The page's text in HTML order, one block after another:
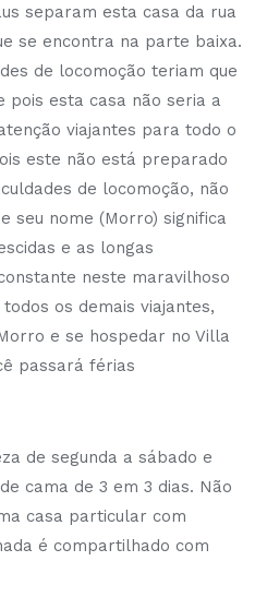
separam esta casa da rua
se encontra na parte baixa.
de locomoção teriam que
pois esta casa não seria a
viajantes para todo o
este não está preparado
de locomoção, não
seu nome (Morro) significa
e as longas
neste maravilhoso
os demais viajantes,
e se hospedar no Villa
passará férias
de segunda a sábado e
cama de 3 em 3 dias. Não
casa particular com
é compartilhado com